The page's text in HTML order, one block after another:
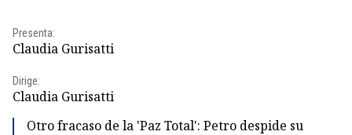
Presenta:
Claudia Gurisatti
Dirige:
Claudia Gurisatti
Otro fracaso de la 'Paz Total': Petro despide su